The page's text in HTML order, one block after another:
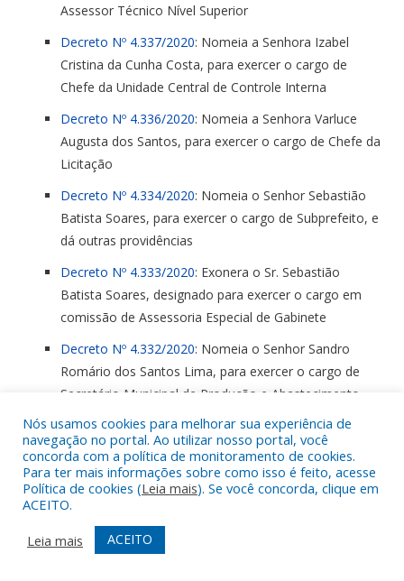
Assessor Técnico Nível Superior
Decreto Nº 4.337/2020: Nomeia a Senhora Izabel
Cristina da Cunha Costa, para exercer o cargo de
Chefe da Unidade Central de Controle Interna
Decreto Nº 4.336/2020: Nomeia a Senhora Varluce
Augusta dos Santos, para exercer o cargo de Chefe da
Licitação
Decreto Nº 4.334/2020: Nomeia o Senhor Sebastião
Batista Soares, para exercer o cargo de Subprefeito, e
dá outras providências
Decreto Nº 4.333/2020: Exonera o Sr. Sebastião
Batista Soares, designado para exercer o cargo em
comissão de Assessoria Especial de Gabinete
Decreto Nº 4.332/2020: Nomeia o Senhor Sandro
Romário dos Santos Lima, para exercer o cargo de
Secretário Municipal de Produção e Abastecimento
Decreto Nº 4.331/2020: Nomeia o Senhor Joilson
Sousa da Silva para exercer o cargo de Secretário
Municipal de Infraestrutura
Decreto Nº 4.330/2020
: Nomeia o Senhor Jonas
Morais Cativo para exercer o cargo de Secretário
Municipal de Educação
Nós usamos cookies para melhorar sua experiência de
navegação no portal. Ao utilizar nosso portal, você
concorda com a política de monitoramento de cookies.
Para ter mais informações sobre como isso é feito, acesse
Política de cookies (Leia mais). Se você concorda, clique em
ACEITO.
Leia mais
ACEITO